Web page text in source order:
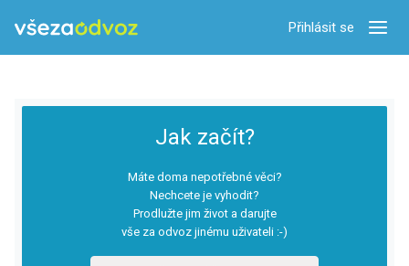
Přihlásit se
Jak začít?
Máte doma nepotřebné věci?
Nechcete je vyhodit?
Prodlužte jim život a darujte
vše za odvoz jinému uživateli :-)